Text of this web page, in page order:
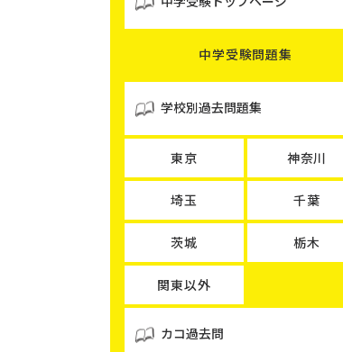
中学受験問題集
学校別過去問題集
東京 神奈川
埼玉 千葉
茨城 栃木
関東以外
カコ過去問